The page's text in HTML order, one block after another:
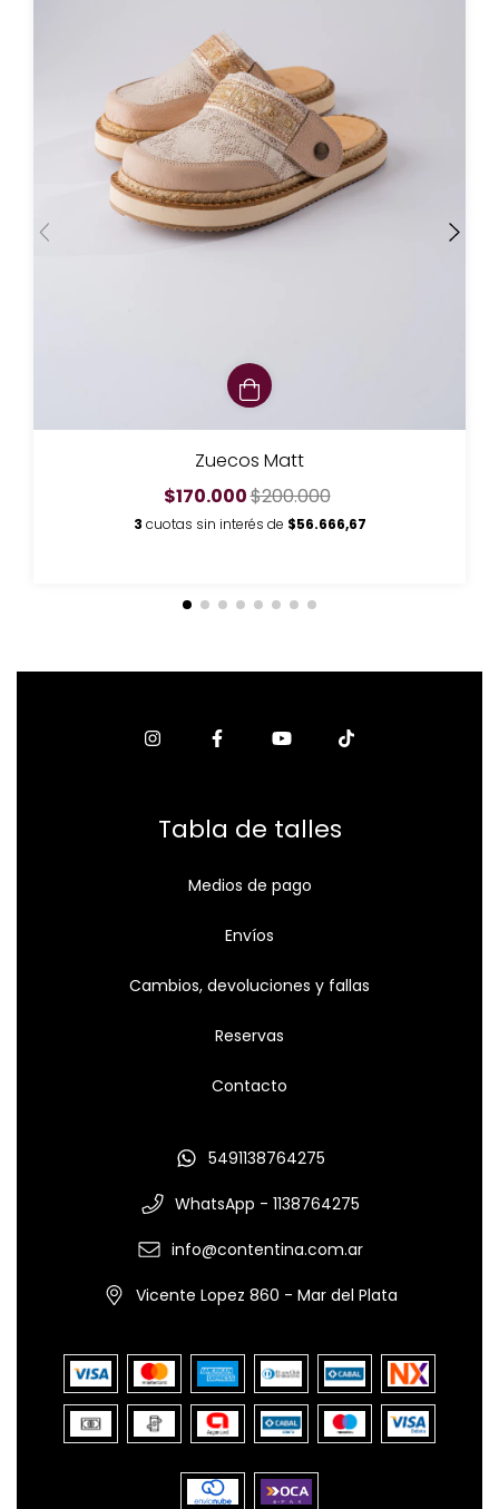
Zuecos Matt
$170.000$200.000
3 cuotas sin interés de $56.666,67
Tabla de talles
Medios de pago
Envíos
Cambios, devoluciones y fallas
Reservas
Contacto
5491138764275
WhatsApp - 1138764275
info@contentina.com.ar
Vicente Lopez 860 - Mar del Plata